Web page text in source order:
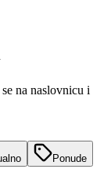
na naslovnicu i
Ponude